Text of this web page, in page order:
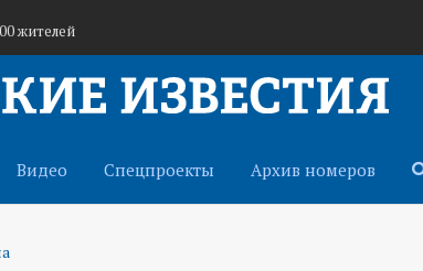
жителей
госслужащих
Видео Спецпроекты Архив номеров